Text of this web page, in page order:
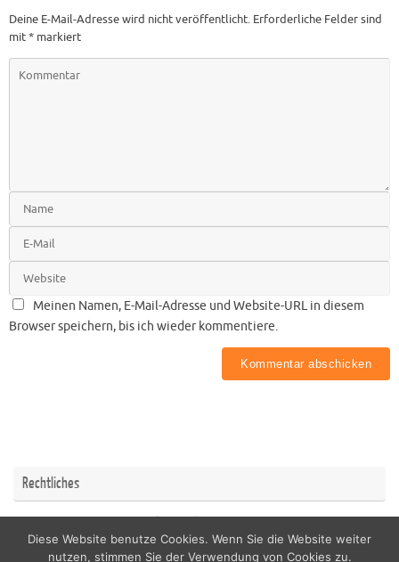
Deine E-Mail-Adresse wird nicht veröffentlicht. Erforderliche Felder sind
mit* markiert
Meinen Namen, E-Mail-Adresse und Website-URL in diesem
Browser speichern, bis ich wieder kommentiere.
Rechtliches
Impressum Datenschutzerklärung
Diese Website benutze Cookies. Wenn Sie die Website weiter
nutzen, stimmen Sie der Verwendung von Cookies zu.